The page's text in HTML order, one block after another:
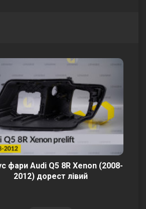
фари Audi Q5 8R Xenon (2008-
2012) дорест лівий